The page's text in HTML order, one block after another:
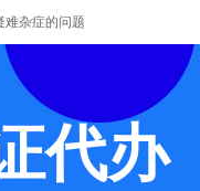
难杂症的问题
代办